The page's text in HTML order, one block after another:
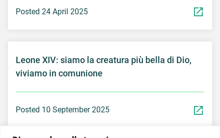
Posted 24 April 2025
Leone XIV: siamo la creatura più bella di Dio,
viviamo in comunione
Posted 10 September 2025